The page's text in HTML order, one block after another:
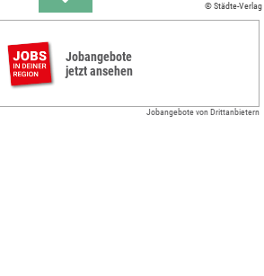
© Städte-Verlag
Jobangebote
jetzt ansehen
Jobangebote von Drittanbietern